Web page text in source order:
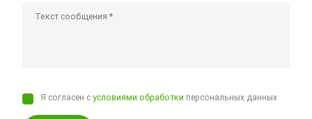
Я согласен сусловиями обработки персональных данных